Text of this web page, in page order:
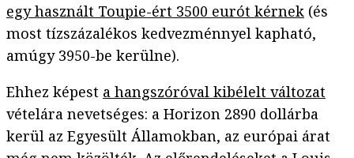
egy használt Toupie-ért 3500 eurót kérnek (és
most tízszázalékos kedvezménnyel kapható,
amúgy 3950-be kerülne).
Ehhez képest a hangszóróval kibélelt változat
vételára nevetséges: a Horizon 2890 dollárba
kerül az Egyesült Államokban, az európai árat